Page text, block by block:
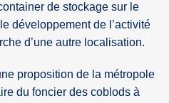
de stockage sur le
développement de l’activité
d’une autre localisation.
proposition de la métropole
du foncier des coblods à